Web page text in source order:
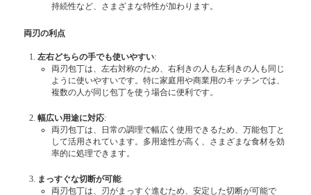
持続性など、さまざまな特性が加わります。
両刃の利点
左右どちらの手でも使いやすい:
両刃包丁は、左右対称のため、右利きの人も左利きの人も同じ
ように使いやすいです。特に家庭用や商業用のキッチンでは、
複数の人が同じ包丁を使う場合に便利です。
幅広い用途に対応:
両刃包丁は、日常の調理で幅広く使用できるため、万能包丁と
して活用されています。多用途性が高く、さまざまな食材を効
率的に処理できます。
まっすぐな切断が可能:
両刃包丁は、刃がまっすぐ進むため、安定した切断が可能で